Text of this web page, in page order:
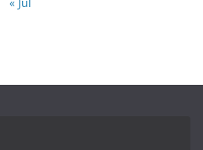
« Jul